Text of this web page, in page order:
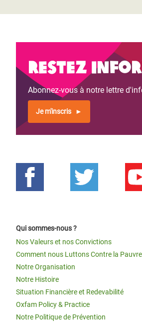
Restez
Abonnez-vous à notre lettre
Je m'inscris
Qui sommes-nous ?
Nos Valeurs et nos Convictions
Comment nous Luttons Contre la
Notre Organisation
Notre Histoire
Situation Financière et Redevabilité
Oxfam Policy & Practice
Notre Politique de Prévention